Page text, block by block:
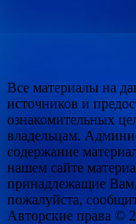
Все материалы на
источников и
ознакомительных
владельцам.
содержание
нашем сайте
принадлежащие
пожалуйста,
Авторские права ©